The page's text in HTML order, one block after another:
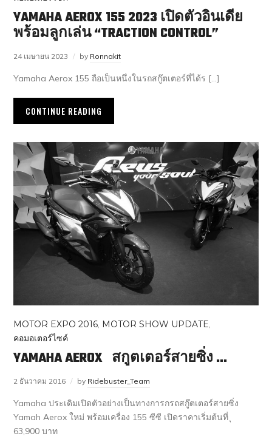
YAMAHA AEROX 155 2023 เปิดตัวอินเดีย
พร้อมลูกเล่น “TRACTION CONTROL”
24 เมษายน 2023 by Ronnakit
Yamaha Aerox 155 ถือเป็นหนึ่งในรถสกู๊ตเตอร์ที่ได้ร […]
CONTINUE READING
MOTOR EXPO 2016, MOTOR SHOW UPDATE,
คอมอเตอร์ไซค์
YAMAHA AEROX สกูตเตอร์สายซิ่ง …
2 ธันวาคม 2016 by Ridebuster_Team
Yamaha ประเดิมเปิดตัวอย่างเป็นทางการกรถสกู๊ตเตอร์สายซิ่ง
Yamah Aerox ใหม่ พร้อมเครื่อง 155 ซีซี เปิดราคาเริ่มต้นที่ ุ
63,900 บาท